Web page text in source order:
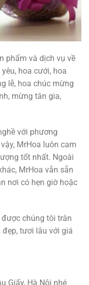
phẩm và dịch vụ về
hoa cưới, hoa
lễ, hoa chúc mừng
mừng tân gia,
với phương
MrHoa luôn cam
tốt nhất. Ngoài
MrHoa vẫn sẵn
nơi có hẹn giờ hoặc
chúng tôi trân
tươi lâu với giá
Giấy, Hà Nội nhé